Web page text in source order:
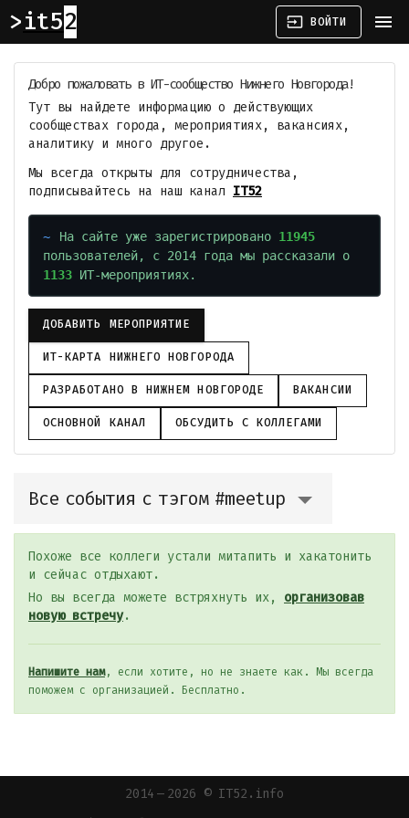
it52 input ВОЙТИ menu
Добро пожаловать в ИТ-сообщество Нижнего Новгорода!
Тут вы найдете информацию о действующих
сообществах города, мероприятиях, вакансиях,
аналитику и много другое.
Мы всегда открыты для сотрудничества,
подписывайтесь на наш канал IT52
На сайте уже зарегистрировано 11945
пользователей, с 2014 года мы рассказали о
1133 ИТ-мероприятиях.
ДОБАВИТЬ МЕРОПРИЯТИЕ
ИТ-КАРТА НИЖНЕГО НОВГОРОДА
РАЗРАБОТАНО В НИЖНЕМ НОВГОРОДЕ ВАКАНСИИ
ОСНОВНОЙ КАНАЛ ОБСУДИТЬ С КОЛЛЕГАМИ
Все события с тэгом #meetup
Похоже все коллеги устали митапить и хакатонить
и сейчас отдыхают.
Но вы всегда можете встряхнуть их, организовав
новую встречу.
Напишите нам, если хотите, но не знаете как. Мы всегда
поможем с организацией. Бесплатно.
2014 — 2026 © IT52.info